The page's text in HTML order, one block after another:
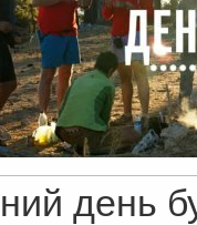
день